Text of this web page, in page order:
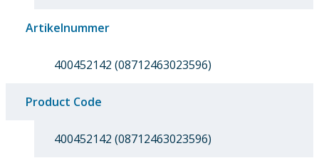
Artikelnummer
400452142 (08712463023596)
Product Code
400452142 (08712463023596)